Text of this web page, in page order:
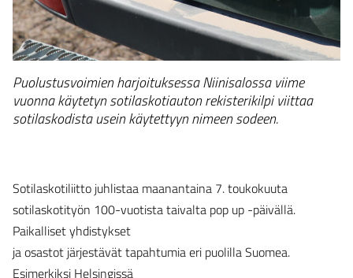
Puolustusvoimien harjoituksessa Niinisalossa viime
vuonna käytetyn sotilaskotiauton rekisterikilpi viittaa
sotilaskodista usein käytettyyn nimeen sodeen.
Sotilaskotiliitto juhlistaa maanantaina 7. toukokuuta
sotilaskotityön 100-vuotista taivalta pop up -päivällä.
Paikalliset yhdistykset
ja osastot järjestävät tapahtumia eri puolilla Suomea.
Esimerkiksi Helsingissä